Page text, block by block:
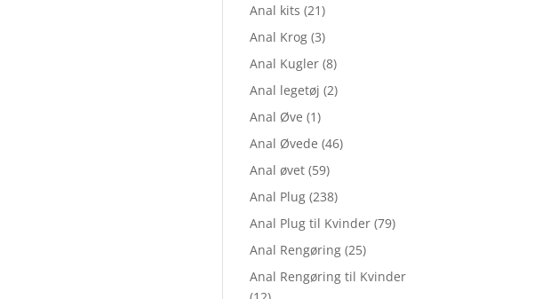
Anal kits (21)
Anal Krog (3)
Anal Kugler (8)
Anal legetøj (2)
Anal Øve (1)
Anal Øvede (46)
Anal øvet (59)
Anal Plug (238)
Anal Plug til Kvinder (79)
Anal Rengøring (25)
Anal Rengøring til Kvinder